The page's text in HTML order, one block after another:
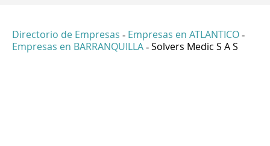
Directorio de Empresas - Empresas en ATLANTICO -
Empresas en BARRANQUILLA - Solvers Medic S A S